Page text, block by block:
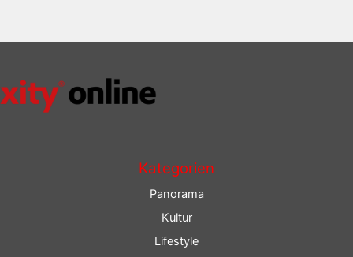
Kategorien
Panorama
Kultur
Lifestyle